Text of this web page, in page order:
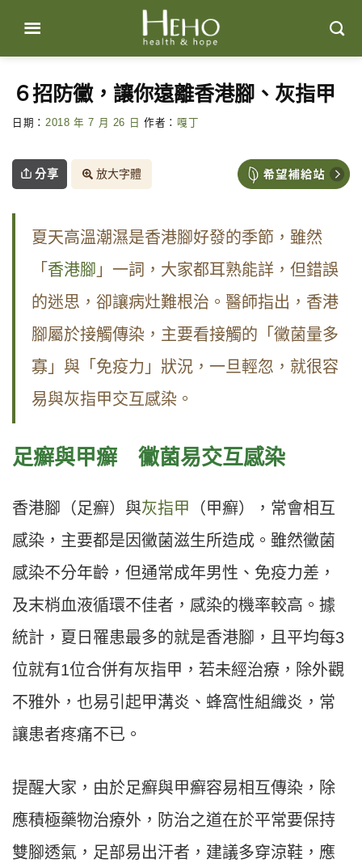
content
６招防黴，讓你遠離香港腳、灰指甲
日期： 2018 年 7 月 26 日 作者： 嘎丁
分享 放大字體
夏天高溫潮濕是香港腳好發的季節，雖然
「 香港腳 」一詞，大家都耳熟能詳，但錯誤
的迷思，卻讓病灶難根治。醫師指出，香港
腳屬於接觸傳染，主要看接觸的「黴菌量多
寡」與「免疫力」狀況，一旦輕忽，就很容
易與灰指甲交互感染。
足癬與甲癬 黴菌易交互感染
香港腳（足癬）與灰指甲 （甲癬），常會相互
感染，主要都是因黴菌滋生所造成。雖然黴菌
感染不分年齡，但通常成年男性、免疫力差，
及末梢血液循環不佳者，感染的機率較高。據
統計，夏日罹患最多的就是香港腳，且平均每3
位就有1位合併有灰指甲，若未經治療，除外觀
不雅外，也易引起甲溝炎、蜂窩性組織炎，常
讓患者疼痛不已。
提醒大家，由於足癬與甲癬容易相互傳染，除
應積極藥物治療外，防治之道在於平常要保持
雙腳透氣，足部易出汗者，建議多穿涼鞋，應